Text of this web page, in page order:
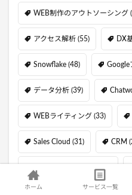
WEB制作のアウトソーシング
アクセス解析 (55) DX
Snowflake (48) Google
データ分析 (39)
WEBライティング (33)
Sales Cloud (31) CRM
バーチャルオフィス(26)
ホーム サービス一覧